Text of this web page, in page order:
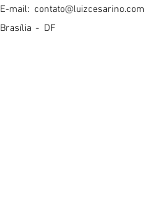
E-mail: contato@luizcesarino.com
Brasília - DF